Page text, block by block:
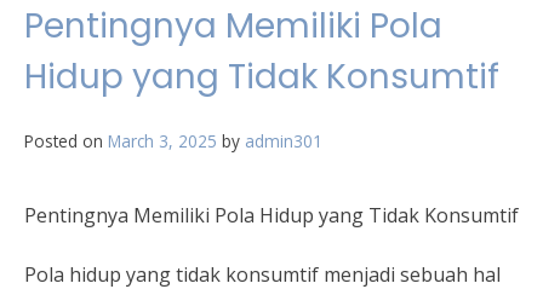
Pentingnya Memiliki Pola
Hidup yang Tidak Konsumtif
Posted on March 3, 2025 by admin301
Pentingnya Memiliki Pola Hidup yang Tidak Konsumtif
Pola hidup yang tidak konsumtif menjadi sebuah hal